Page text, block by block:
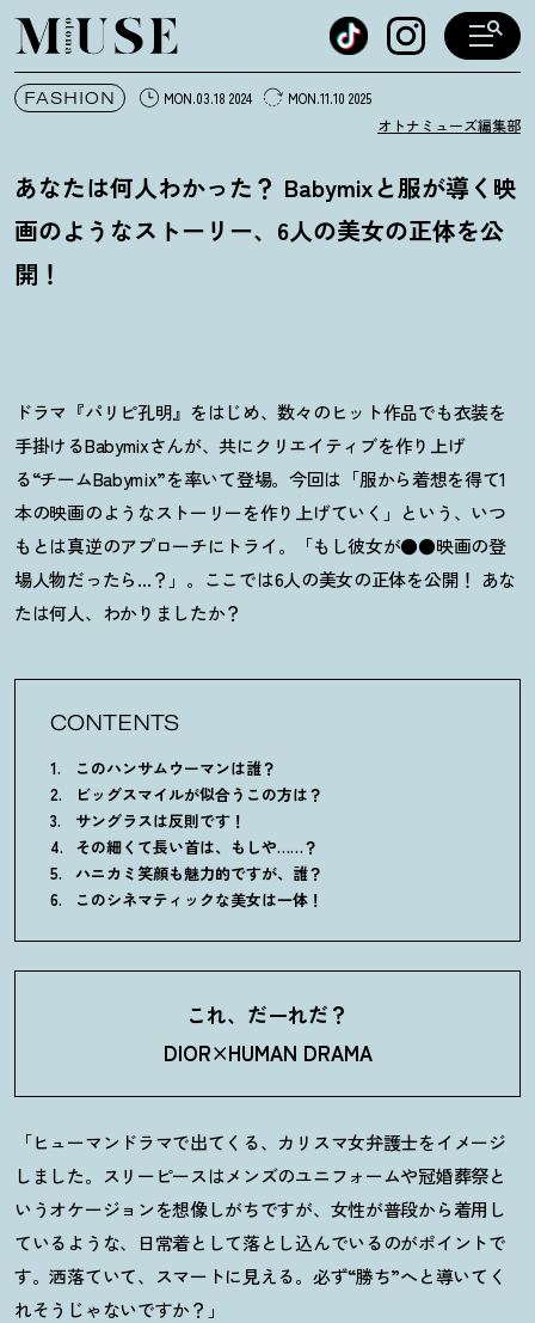
オトナミューズ ウェブ
FASHION MON.03.18 2024 MON.11.10 2025
オトナミューズ編集部
あなたは何人わかった ？ Babymixと服が導く映
画のようなストーリー、6人の美女の正体を公
開 ！
ドラマ『パリピ孔明』をはじめ、数々のヒット作品でも衣装を
手掛けるBabymixさんが、共にクリエイティブを作り上げ
る“チームBabymix”を率いて登場。今回は「服から着想を得て1
本の映画のようなストーリーを作り上げていく」という、いつ
もとは真逆のアプローチにトライ。「もし彼女が●●映画の登
場人物だったら…？ 」。ここでは6人の美女の正体を公開 ！ あな
たは何人、わかりましたか？
CONTENTS
このハンサムウーマンは誰？
ビッグスマイルが似合うこの方は？
サングラスは反則です！
その細くて長い首は、もしや……？
ハニカミ笑顔も魅力的ですが、誰？
このシネマティックな美女は一体！
これ、だーれだ ？
DIOR×HUMAN DRAMA
「ヒューマンドラマで出てくる、カリスマ女弁護士をイメージ
しました。スリーピースはメンズのユニフォームや冠婚葬祭と
いうオケージョンを想像しがちですが、女性が普段から着用し
ているような、日常着として落とし込んでいるのがポイントで
す。洒落ていて、スマートに見える。必ず“勝ち”へと導いてく
れそうじゃないですか？」